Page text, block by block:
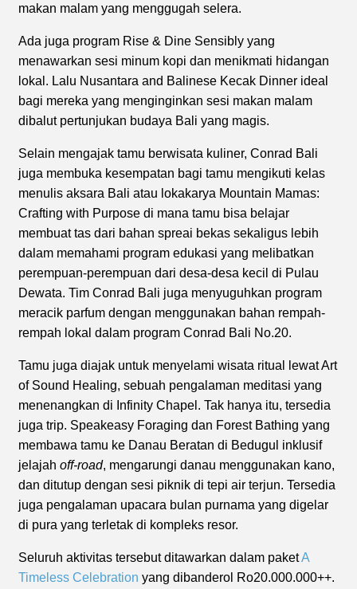
makan malam yang menggugah selera.
Ada juga program Rise & Dine Sensibly yang
menawarkan sesi minum kopi dan menikmati hidangan
lokal. Lalu Nusantara and Balinese Kecak Dinner ideal
bagi mereka yang menginginkan sesi makan malam
dibalut pertunjukan budaya Bali yang magis.
Selain mengajak tamu berwisata kuliner, Conrad Bali
juga membuka kesempatan bagi tamu mengikuti kelas
menulis aksara Bali atau lokakarya Mountain Mamas:
Crafting with Purpose di mana tamu bisa belajar
membuat tas dari bahan spreai bekas sekaligus lebih
dalam memahami program edukasi yang melibatkan
perempuan-perempuan dari desa-desa kecil di Pulau
Dewata. Tim Conrad Bali juga menyuguhkan program
meracik parfum dengan menggunakan bahan rempah-
rempah lokal dalam program Conrad Bali No.20.
Tamu juga diajak untuk menyelami wisata ritual lewat Art
of Sound Healing, sebuah pengalaman meditasi yang
menenangkan di Infinity Chapel. Tak hanya itu, tersedia
juga trip. Speakeasy Foraging dan Forest Bathing yang
membawa tamu ke Danau Beratan di Bedugul inklusif
jelajah off-road, mengarungi danau menggunakan kano,
dan ditutup dengan sesi piknik di tepi air terjun. Tersedia
juga pengalaman upacara bulan purnama yang digelar
di pura yang terletak di kompleks resor.
Seluruh aktivitas tersebut ditawarkan dalam paketA
Timeless Celebration yang dibanderol Ro20.000.000++.